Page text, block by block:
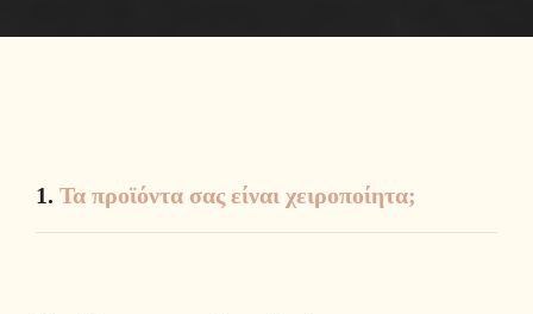
1. Τα προϊόντα σας είναι χειροποίητα;